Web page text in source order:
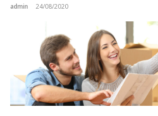
admin 24/08/2020